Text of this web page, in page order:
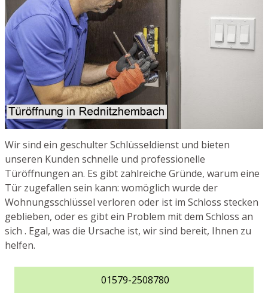
Wir sind ein geschulter Schlüsseldienst und bieten
unseren Kunden schnelle und professionelle
Türöffnungen an. Es gibt zahlreiche Gründe, warum eine
Tür zugefallen sein kann: womöglich wurde der
Wohnungsschlüssel verloren oder ist im Schloss stecken
geblieben, oder es gibt ein Problem mit dem Schloss an
sich . Egal, was die Ursache ist, wir sind bereit, Ihnen zu
helfen.
01579-2508780